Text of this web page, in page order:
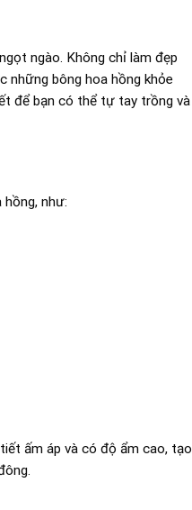
ngào. Không chỉ làm đẹp
những bông hoa hồng khỏe
để bạn có thể tự tay trồng và
hồng, như:
ấm áp và có độ ẩm cao, tạo